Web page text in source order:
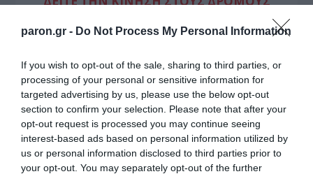
paron.gr - Do Not Process My Personal Information
If you wish to opt-out of the sale, sharing to third parties, or
processing of your personal or sensitive information for
targeted advertising by us, please use the below opt-out
section to confirm your selection. Please note that after your
opt-out request is processed you may continue seeing
interest-based ads based on personal information utilized by
us or personal information disclosed to third parties prior to
your opt-out. You may separately opt-out of the further
Κίνηση Τώρα: Live Χάρτης Αθήνας